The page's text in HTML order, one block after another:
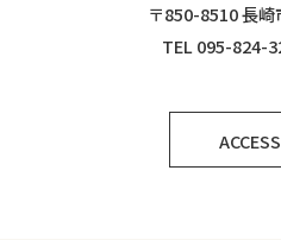
〒850-8510 長
TEL 095-824-
ACCESS